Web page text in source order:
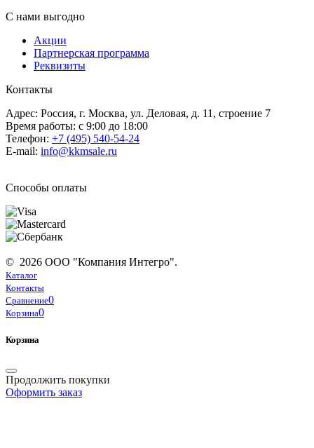
С нами выгодно
Акции
Партнерская программа
Реквизиты
Контакты
Адрес: Россия, г. Москва, ул. Деловая, д. 11, строение 7
Время работы: с 9:00 до 18:00
Телефон: +7 (495) 540-54-24
E-mail: info@kkmsale.ru
Способы оплаты
© 2026 ООО "Компания Интегро".
Каталог
Контакты
Сравнение0
Корзина0
Корзина
Продолжить покупки
Оформить заказ